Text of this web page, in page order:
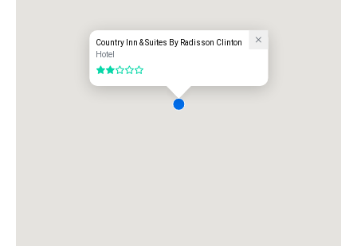
Country Inn & Suites By Radisson Clinton
Hotel
2 de 5